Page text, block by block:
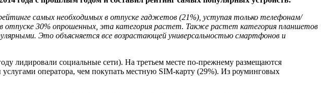
самых необходимых в отпуске гаджетов (21%), уступая только телефонам/
30% опрошенных, эта категория растет. Также растет категория планшетов
Это объясняется все возрастающей универсальностью смартфонов и
лидировали социальные сети). На третьем месте по-прежнему размещаются
оператора, чем покупать местную SIM-карту (29%). Из роуминговых